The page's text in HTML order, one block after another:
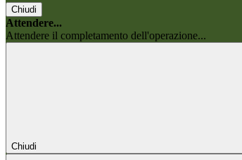
Chiudi
Attendere...
Attendere il completamento dell'operazione...
Chiudi